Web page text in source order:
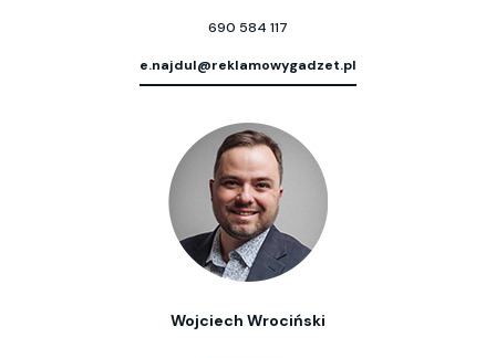
690 584 117
e.najdul@reklamowygadzet.pl
Wojciech Wrociński